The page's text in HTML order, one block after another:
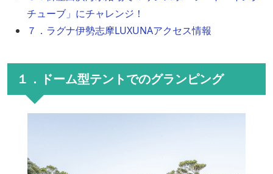
チューブ」にチャレンジ！
７．ラグナ伊勢志摩LUXUNAアクセス情報
１．ドーム型テントでのグランピング